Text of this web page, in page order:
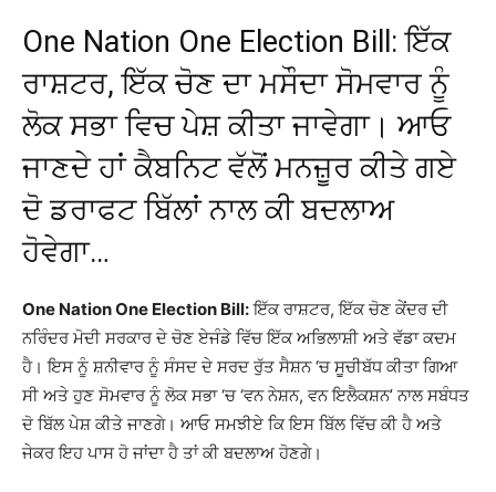
One Nation One Election Bill: ਇੱਕ
ਰਾਸ਼ਟਰ, ਇੱਕ ਚੋਣ ਦਾ ਮਸੌਦਾ ਸੋਮਵਾਰ ਨੂੰ
ਲੋਕ ਸਭਾ ਵਿਚ ਪੇਸ਼ ਕੀਤਾ ਜਾਵੇਗਾ। ਆਓ
ਜਾਣਦੇ ਹਾਂ ਕੈਬਨਿਟ ਵੱਲੋਂ ਮਨਜ਼ੂਰ ਕੀਤੇ ਗਏ
ਦੋ ਡਰਾਫਟ ਬਿੱਲਾਂ ਨਾਲ ਕੀ ਬਦਲਾਅ
ਹੋਵੇਗਾ…
One Nation One Election Bill:ਇੱਕ ਰਾਸ਼ਟਰ, ਇੱਕ ਚੋਣ ਕੇਂਦਰ ਦੀ
ਨਰਿੰਦਰ ਮੋਦੀ ਸਰਕਾਰ ਦੇ ਚੋਣ ਏਜੰਡੇ ਵਿੱਚ ਇੱਕ ਅਭਿਲਾਸ਼ੀ ਅਤੇ ਵੱਡਾ ਕਦਮ
ਹੈ। ਇਸ ਨੂੰ ਸ਼ਨੀਵਾਰ ਨੂੰ ਸੰਸਦ ਦੇ ਸਰਦ ਰੁੱਤ ਸੈਸ਼ਨ ‘ਚ ਸੂਚੀਬੱਧ ਕੀਤਾ ਗਿਆ
ਸੀ ਅਤੇ ਹੁਣ ਸੋਮਵਾਰ ਨੂੰ ਲੋਕ ਸਭਾ ‘ਚ ‘ਵਨ ਨੇਸ਼ਨ, ਵਨ ਇਲੈਕਸ਼ਨ’ ਨਾਲ ਸਬੰਧਤ
ਦੋ ਬਿੱਲ ਪੇਸ਼ ਕੀਤੇ ਜਾਣਗੇ। ਆਓ ਸਮਝੀਏ ਕਿ ਇਸ ਬਿੱਲ ਵਿੱਚ ਕੀ ਹੈ ਅਤੇ
ਜੇਕਰ ਇਹ ਪਾਸ ਹੋ ਜਾਂਦਾ ਹੈ ਤਾਂ ਕੀ ਬਦਲਾਅ ਹੋਣਗੇ।